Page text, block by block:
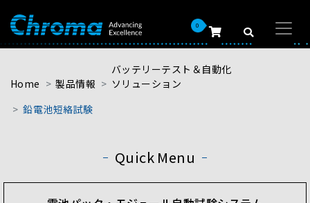
0
Home 製品情報
バッテリーテスト＆自動化
ソリューション
鉛電池短絡試験
Quick Menu